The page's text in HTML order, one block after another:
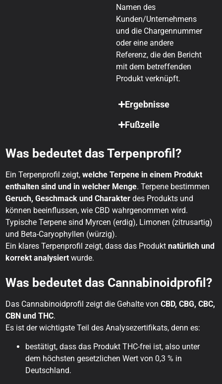
Namen des
Kunden/Unternehmens
und die Chargennummer
oder eine andere
Referenz, die den Bericht
mit dem betreffenden
Produkt verknüpft.
Ergebnisse
Fußzeile
Was bedeutet das Terpenprofil?
Ein Terpenprofil zeigt,welche Terpene in einem Produkt
enthalten sind und in welcher Menge. Terpene bestimmen
Geruch, Geschmack und Charakter des Produkts und
können beeinflussen, wie CBD wahrgenommen wird.
Typische Terpene sind Myrcen (erdig), Limonen (zitrusartig)
und Beta-Caryophyllen (würzig).
Ein klares Terpenprofil zeigt, dass das Produktnatürlich und
korrekt analysiert wurde.
Was bedeutet das Cannabinoidprofil?
Das Cannabinoidprofil zeigt die Gehalte vonCBD, CBG, CBC,
CBN und THC.
Es ist der wichtigste Teil des Analysezertifikats, denn es:
bestätigt, dass das Produkt THC-frei ist, also unter
dem höchsten gesetzlichen Wert von 0,3 % in
Deutschland.